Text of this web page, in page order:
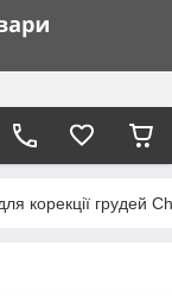
корекції грудей